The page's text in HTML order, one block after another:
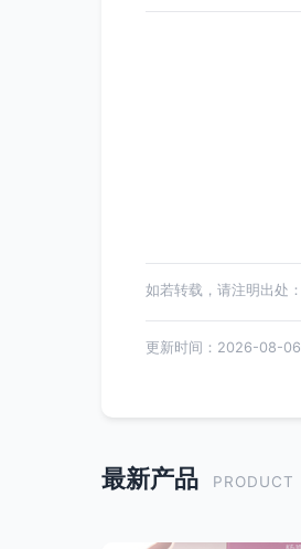
如若转载，请注明出
更新时间：2026-08-
最新产品 PRODUCT